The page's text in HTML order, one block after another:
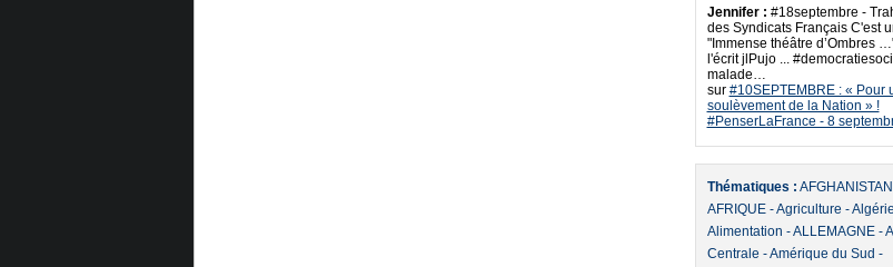
Jennifer : #18septembre -
des Syndicats Français C'est
"Immense théâtre d’Ombres
l'écrit jlPujo ...
malade…
sur #10SEPTEMBRE : « Pour
soulèvement de la Nation » !
#PenserLaFrance - 8
Thématiques : AFGHANISTAN
AFRIQUE-Agriculture -Algérie
Alimentation -ALLEMAGNE-
Centrale -Amérique du Sud -